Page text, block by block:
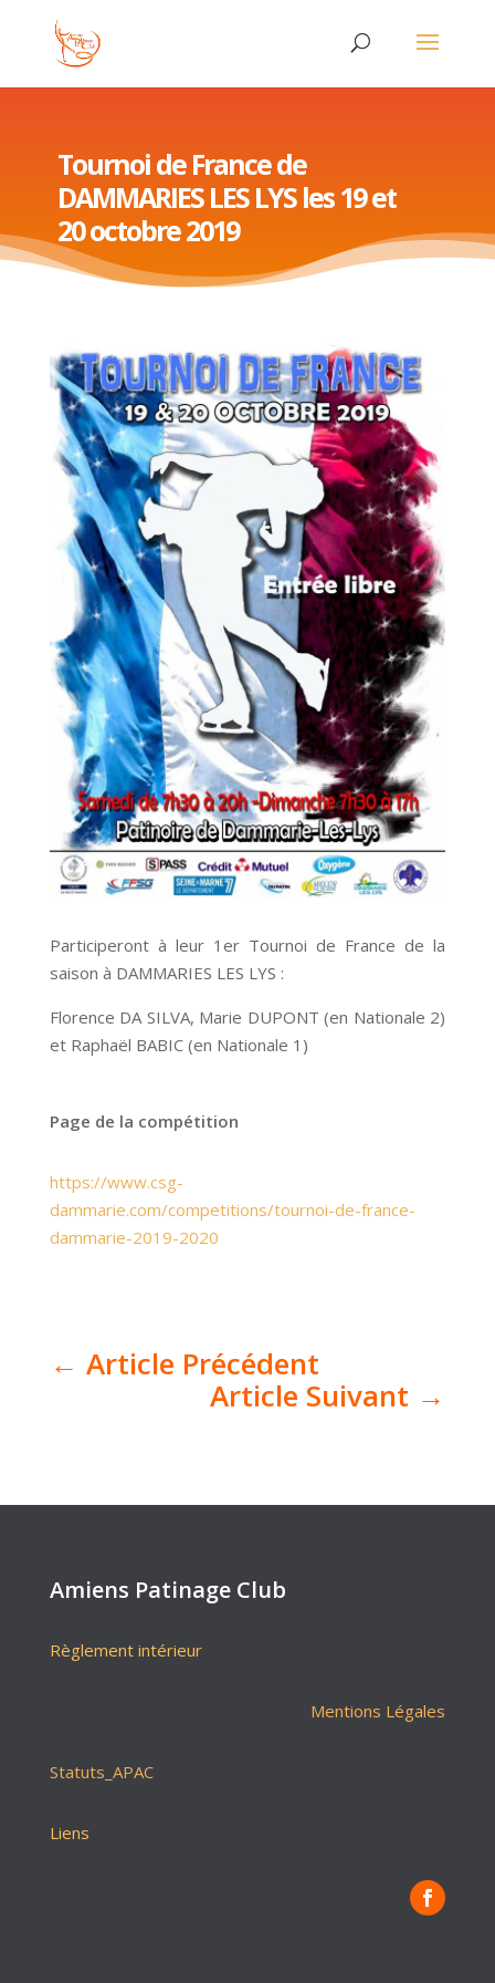
Tournoi de France de
DAMMARIES LES LYS les 19 et
20 octobre 2019
Participeront à leur 1er Tournoi de France de la
saison à DAMMARIES LES LYS :
Florence DA SILVA, Marie DUPONT (en Nationale 2)
et Raphaël BABIC (en Nationale 1)
Page de la compétition
https://www.csg-
dammarie.com/competitions/tournoi-de-france-
dammarie-2019-2020
← Article Précédent
Article Suivant →
Amiens Patinage Club
Règlement intérieur
Mentions Légales
Statuts_APAC
Liens